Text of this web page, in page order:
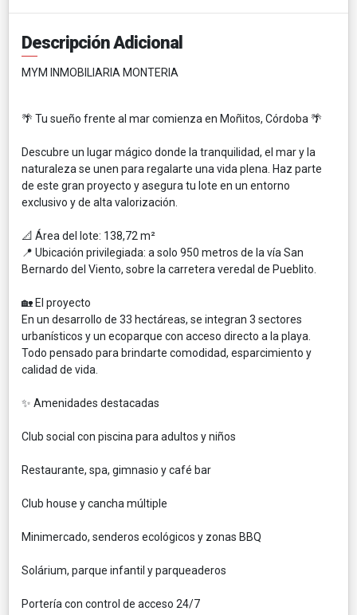
Descripción Adicional
MYM INMOBILIARIA MONTERIA
🌴 Tu sueño frente al mar comienza en Moñitos, Córdoba 🌴
Descubre un lugar mágico donde la tranquilidad, el mar y la
naturaleza se unen para regalarte una vida plena. Haz parte
de este gran proyecto y asegura tu lote en un entorno
exclusivo y de alta valorización.
📐 Área del lote: 138,72 m²
📍 Ubicación privilegiada: a solo 950 metros de la vía San
Bernardo del Viento, sobre la carretera veredal de Pueblito.
🏡 El proyecto
En un desarrollo de 33 hectáreas, se integran 3 sectores
urbanísticos y un ecoparque con acceso directo a la playa.
Todo pensado para brindarte comodidad, esparcimiento y
calidad de vida.
✨ Amenidades destacadas
Club social con piscina para adultos y niños
Restaurante, spa, gimnasio y café bar
Club house y cancha múltiple
Minimercado, senderos ecológicos y zonas BBQ
Solárium, parque infantil y parqueaderos
Portería con control de acceso 24/7